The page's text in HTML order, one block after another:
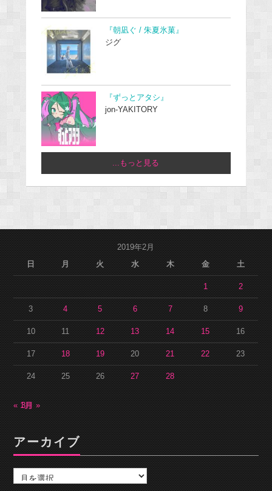
『朝凪ぐ / 朱夏氷菓』
ジグ
『ずっとアタシ』
jon-YAKITORY
...もっと見る
2019年2月
日
月 火 水 木 金 土
1 2
3 4 5 6 7 8 9
10 11 12 13 14 15 16
17 18 19 20 21 22 23
24 25 26 27 28
« 1月3月 »
アーカイブ
カ